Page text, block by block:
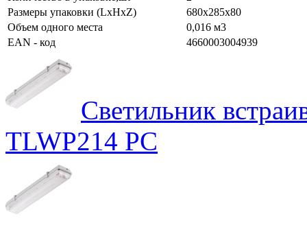
Размеры упаковки (LxHxZ)
680х285х80
Объем одного места
0,016 м3
EAN - код
4660003004939
Светильник
TLWP214 PС